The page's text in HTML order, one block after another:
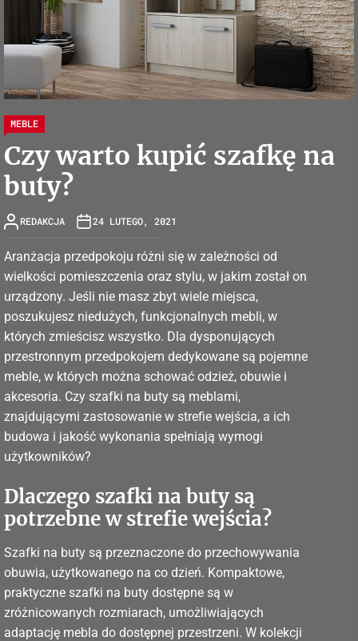
MEBLE
Czy warto kupić szafkę na
buty?
REDAKCJA 24 LUTEGO, 2021
Aranżacja przedpokoju różni się w zależności od
wielkości pomieszczenia oraz stylu, w jakim został on
urządzony. Jeśli nie masz zbyt wiele miejsca,
poszukujesz niedużych, funkcjonalnych mebli, w
których zmieścisz wszystko. Dla dysponujących
przestronnym przedpokojem dedykowane są pojemne
meble, w których można schować odzież, obuwie i
akcesoria. Czy szafki na buty są meblami,
znajdującymi zastosowanie w strefie wejścia, a ich
budowa i jakość wykonania spełniają wymogi
użytkowników?
Dlaczego szafki na buty są
potrzebne w strefie wejścia?
Szafki na buty są przeznaczone do przechowywania
obuwia, użytkowanego na co dzień. Kompaktowe,
praktyczne szafki na buty dostępne są w
zróżnicowanych rozmiarach, umożliwiających
adaptację mebla do dostępnej przestrzeni. W kolekcji